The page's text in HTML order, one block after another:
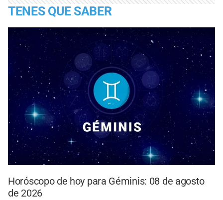
TENES QUE SABER
Horóscopo de hoy para Géminis: 08 de agosto
de 2026